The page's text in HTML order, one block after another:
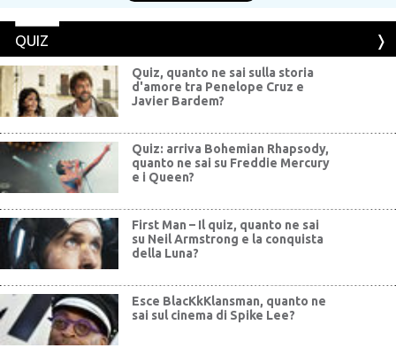
QUIZ
Quiz, quanto ne sai sulla storia
d'amore tra Penelope Cruz e
Javier Bardem?
Quiz: arriva Bohemian Rhapsody,
quanto ne sai su Freddie Mercury
e i Queen?
First Man – Il quiz, quanto ne sai
su Neil Armstrong e la conquista
della Luna?
Esce BlacKkKlansman, quanto ne
sai sul cinema di Spike Lee?